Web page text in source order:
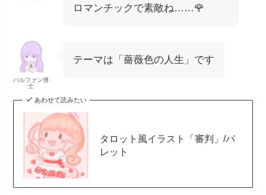
ロマンチックで素敵ね……🌹
パルファン博
士
テーマは「薔薇色の人生」です
あわせて読みたい
タロット風イラスト「審判」/パ
レット